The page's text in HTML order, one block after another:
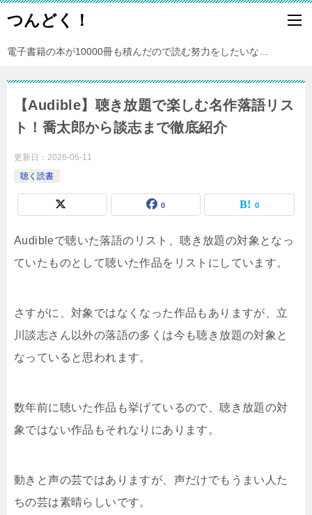
つんどく！
電子書籍の本が10000冊も積んだので読む努力をしたいな…
【Audible】聴き放題で楽しむ名作落語リス
ト！喬太郎から談志まで徹底紹介
更新日： 2026-06-11
聴く読書
0 0
Audibleで聴いた落語のリスト、聴き放題の対象となっ
ていたものとして聴いた作品をリストにしています。
さすがに、対象ではなくなった作品もありますが、立
川談志さん以外の落語の多くは今も聴き放題の対象と
なっていると思われます。
数年前に聴いた作品も挙げているので、聴き放題の対
象ではない作品もそれなりにあります。
動きと声の芸ではありますが、声だけでもうまい人た
ちの芸は素晴らしいです。